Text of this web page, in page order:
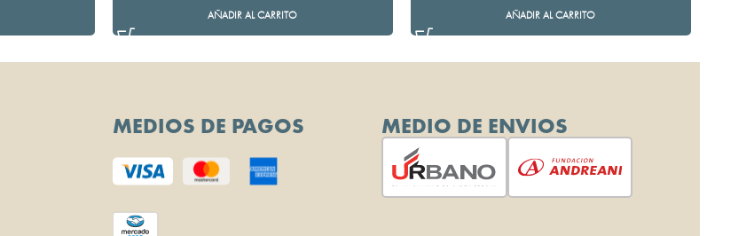
AÑADIR AL CARRITO AÑADIR AL CARRITO
MEDIOS DE PAGOS MEDIO DE ENVIOS